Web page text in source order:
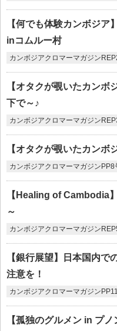
【何でも体験カンボジア
inコムルー村
カンボジアクロマーマガジン
【オタクが覗いたカン
下で～♪
カンボジアクロマーマガジン
【オタクが覗いたカンボ
カンボジアクロマーマガジンPP8
【Healing of Cambodia
～
カンボジアクロマーマガジン
【銀行展望】日本国内で
注意を！
カンボジアクロマーマガジン
【孤独のグルメン in プ